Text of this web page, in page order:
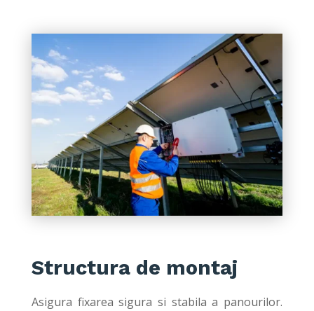
Structura de montaj
Asigura fixarea sigura si stabila a panourilor.